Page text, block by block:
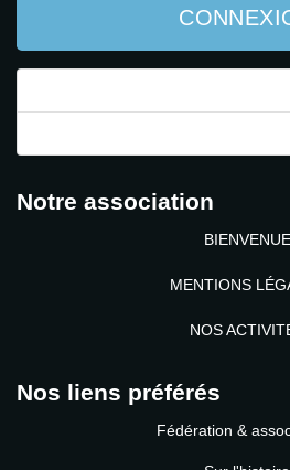
Notre association
BIENVENUE
MENTIONS
NOS
Nos liens préférés
Fédération &